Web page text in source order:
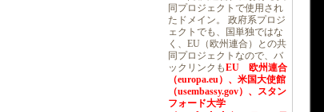
同プロジェクトで使用され
たドメイン。 政府系プロジ
ェクトでも、国単独ではな
く、EU（欧州連合）との共
同プロジェクトなので、バ
ックリンクもEU 欧州連合
（europa.eu）、米国大使館
（usembassy.gov）、スタン
フォード大学